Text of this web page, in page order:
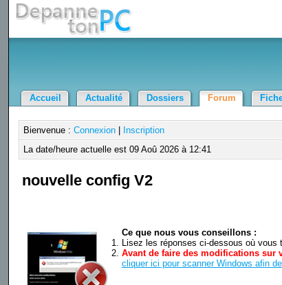
Accueil Actualité Dossiers Forum
Bienvenue : Connexion|
Inscription
La date/heure actuelle est 09 Aoû 2026 à 12:41
nouvelle config V2
Ce que nous vous conseillons :
Lisez les réponses ci-dessous où
Avant de faire des modifications sur
cliquer ici pour scanner Windows afin